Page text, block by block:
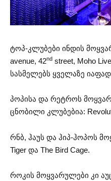
ტოპ-კლუბები ინდის
avenue, 42nd street, Moho
სასმელებს ყველაზე
პოპისა და რეტროს
ცნობილი კლუბებია:
რნბ, ჰაუს და ჰიპ-ჰოპოს
Tiger და The Bird Cage.
როკის მოყვარულები კი